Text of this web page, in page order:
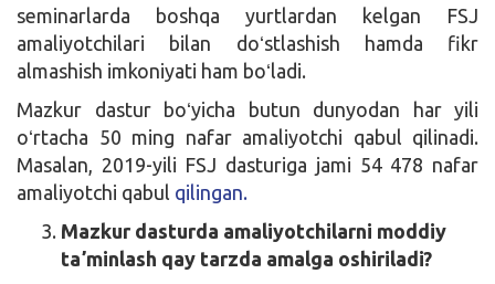
seminarlarda boshqa yurtlardan kelgan FSJ
amaliyotchilari bilan doʻstlashish hamda fikr
almashish imkoniyati ham boʻladi.
Mazkur dastur boʻyicha butun dunyodan har yili
oʻrtacha 50 ming nafar amaliyotchi qabul qilinadi.
Masalan, 2019-yili FSJ dasturiga jami 54 478 nafar
amaliyotchi qabul qilingan.
Mazkur dasturda amaliyotchilarni moddiy
taʼminlash qay tarzda amalga oshiriladi?